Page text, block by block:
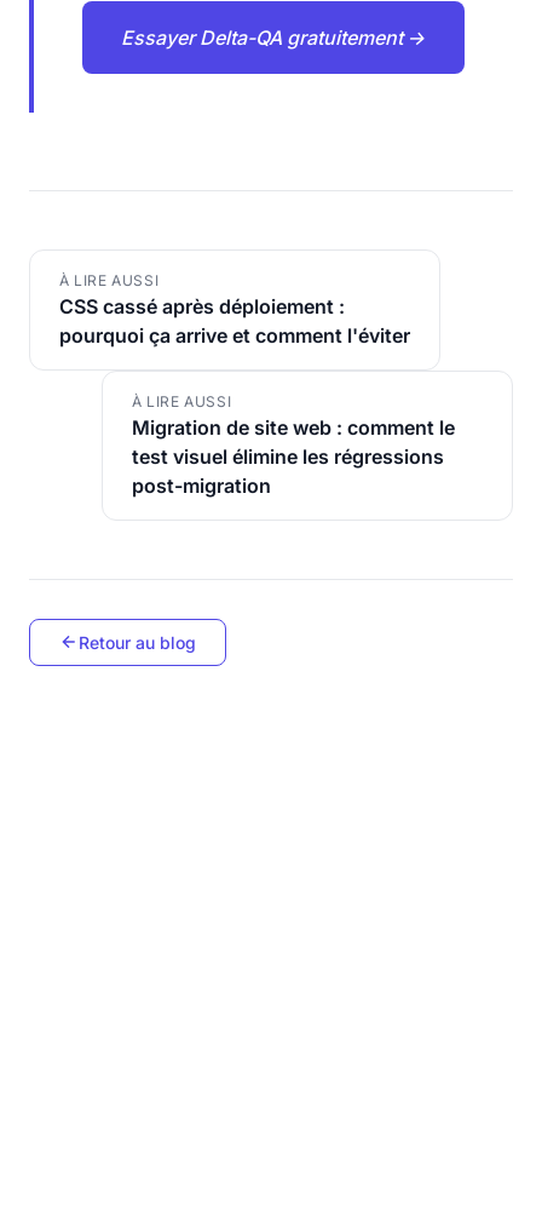
Essayer Delta-QA gratuitement →
À LIRE AUSSI
CSS cassé après déploiement :
pourquoi ça arrive et comment l'éviter
À LIRE AUSSI
Migration de site web : comment le
test visuel élimine les régressions
post-migration
Retour au blog